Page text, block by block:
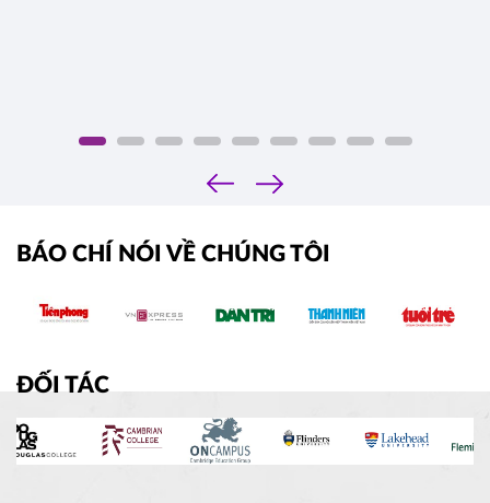
‹
›
BÁO CHÍ NÓI VỀ CHÚNG TÔI
ĐỐI TÁC